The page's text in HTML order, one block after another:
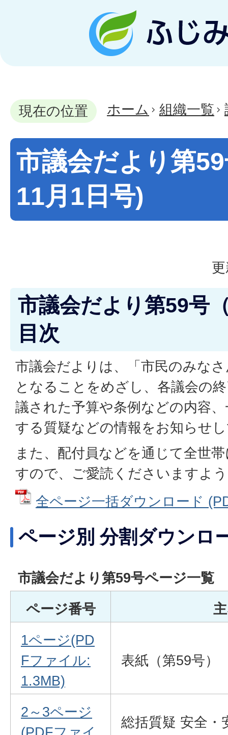
現在の位置 ホーム 組織一覧
市議会だより第
11月1日号)
市議会だより第59号
目次
市議会だよりは、「市民のみな
となることをめざし、各議会の
議された予算や条例などの内容
する質疑などの情報をお知らせ
また、配付員などを通じて全世
すので、ご愛読くださいますよ
全ページ一括ダウンロード
ページ別 分割ダウンロ
市議会だより第59号ページ一覧
ページ番号
1ページ(PD
Fファイル:
1.3MB)
表紙（第59号）
2～3ページ
総括質疑 安全・